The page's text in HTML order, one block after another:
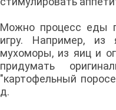
Можно процесс еды
игру. Например,
мухоморы, из яиц и
придумать
"картофельный
д.